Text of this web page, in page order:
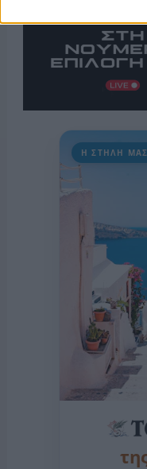
Η ΣΤΗΛΗ ΜΑΣ